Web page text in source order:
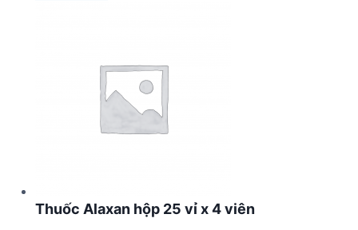
Thuốc Alaxan hộp 25 vỉ x 4 viên